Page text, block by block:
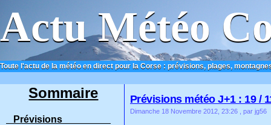
Actu Météo
Toute l'actu de la météo en direct pour la Corse : prévisions, plages,
ACCUEIL CONTACT
Prévisions météo J+1 : 19 /
Dimanche 18 Novembre 2012, 23:26 , par jg56
Sommaire
Prévisions